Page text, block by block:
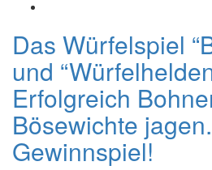
Das Würfelspiel
und
Erfolgreich
Bösewichte
Gewinnspiel!